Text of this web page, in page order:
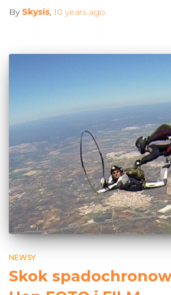
By Skysis,10 years ago
NEWSY
Skok